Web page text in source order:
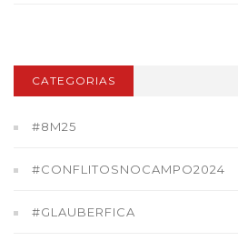
CATEGORIAS
#8M25
#CONFLITOSNOCAMPO2024
#GLAUBERFICA